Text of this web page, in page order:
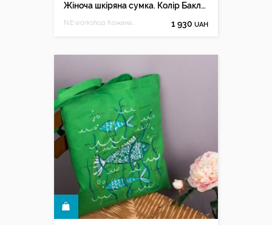
Жіноча шкіряна сумка. Колір Баклажан.
N.E.workshop Кожаные изделия ручной работы 1 930 UAH